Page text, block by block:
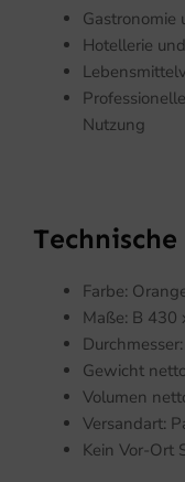
Gastronomie
Hotellerie
Nutzung
Farbe:
Maße: B 430
Gewicht
Volumen
Versandart:
Kein Vor-Ort